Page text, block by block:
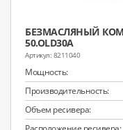
БЕЗМАСЛЯНЫЙ
50.OLD30A
8211040
Мощность:
Производительность:
Объем ресивера: